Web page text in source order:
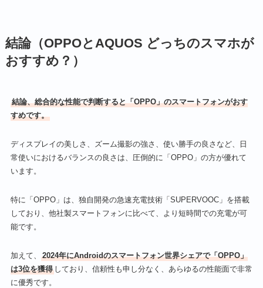
結論（OPPOとAQUOS どっちのスマホが
おすすめ？）
結論、総合的な性能で判断すると「OPPO」のスマートフォンがおす
すめです。
ディスプレイの美しさ、ズーム撮影の強さ、使い勝手の良さなど、日
常使いにおけるバランスの良さは、圧倒的に「OPPO」の方が優れて
います。
特に「OPPO」は、独自開発の急速充電技術「SUPERVOOC」を搭載
しており、他社製スマートフォンに比べて、より短時間での充電が可
能です。
加えて、
2024年にAndroidのスマートフォン世界シェアで「OPPO」
は3位を獲得しており、信頼性も申し分なく、あらゆるの性能面で非常
に優秀です。